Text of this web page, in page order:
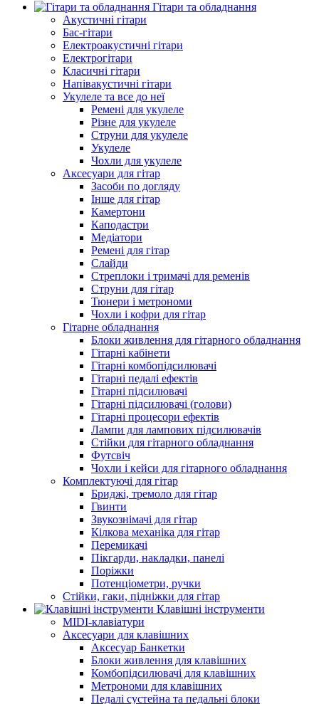
Гітари та обладнання
Акустичні гітари
Бас-гітари
Електроакустичні гітари
Електрогітари
Класичні гітари
Напівакустичні гітари
Укулеле та все до неї
Ремені для укулеле
Різне для укулеле
Струни для укулеле
Укулеле
Чохли для укулеле
Аксесуари для гітар
Засоби по догляду
Інше для гітар
Камертони
Каподастри
Медіатори
Ремені для гітар
Слайди
Стреплоки і тримачі для ременів
Струни для гітар
Тюнери і метрономи
Чохли і кофри для гітар
Гітарне обладнання
Блоки живлення для гітарного обладнання
Гітарні кабінети
Гітарні комбопідсилювачі
Гітарні педалі ефектів
Гітарні підсилювачі
Гітарні підсилювачі (голови)
Гітарні процесори ефектів
Лампи для лампових підсилювачів
Стійки для гітарного обладнання
Футсвіч
Чохли і кейси для гітарного обладнання
Комплектуючі для гітар
Бриджі, тремоло для гітар
Гвинти
Звукознімачі для гітар
Кілкова механіка для гітар
Перемикачі
Пікгарди, накладки, панелі
Поріжки
Потенціометри, ручки
Стійки, гаки, підніжки для гітар
Клавішні інструменти
MIDI-клавіатури
Аксесуари для клавішних
Аксесуар Банкетки
Блоки живлення для клавішних
Комбопідсилювачі для клавішних
Метрономи для клавішних
Педалі сустейна та педальні блоки